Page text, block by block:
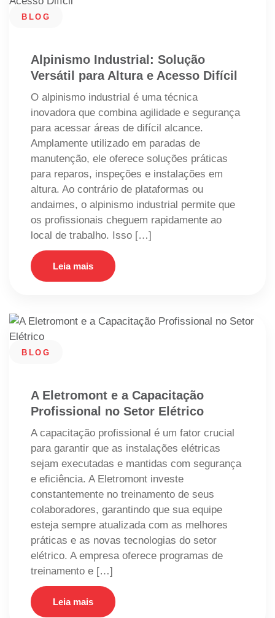
BLOG
Alpinismo Industrial: Solução
Versátil para Altura e Acesso Difícil
O alpinismo industrial é uma técnica
inovadora que combina agilidade e segurança
para acessar áreas de difícil alcance.
Amplamente utilizado em paradas de
manutenção, ele oferece soluções práticas
para reparos, inspeções e instalações em
altura. Ao contrário de plataformas ou
andaimes, o alpinismo industrial permite que
os profissionais cheguem rapidamente ao
local de trabalho. Isso […]
Leia mais
BLOG
A Eletromont e a Capacitação
Profissional no Setor Elétrico
A capacitação profissional é um fator crucial
para garantir que as instalações elétricas
sejam executadas e mantidas com segurança
e eficiência. A Eletromont investe
constantemente no treinamento de seus
colaboradores, garantindo que sua equipe
esteja sempre atualizada com as melhores
práticas e as novas tecnologias do setor
elétrico. A empresa oferece programas de
treinamento e […]
Leia mais